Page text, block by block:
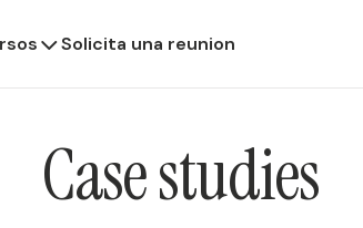
Solicita una reunion
Case studies